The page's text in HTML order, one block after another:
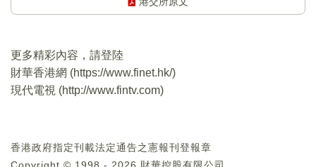
更多精彩內容，請登陸
財華香港網 (https://www.finet.hk/)
現代電視 (http://www.fintv.com)
香港政府指定刊載法定通告之憲報刊登報章